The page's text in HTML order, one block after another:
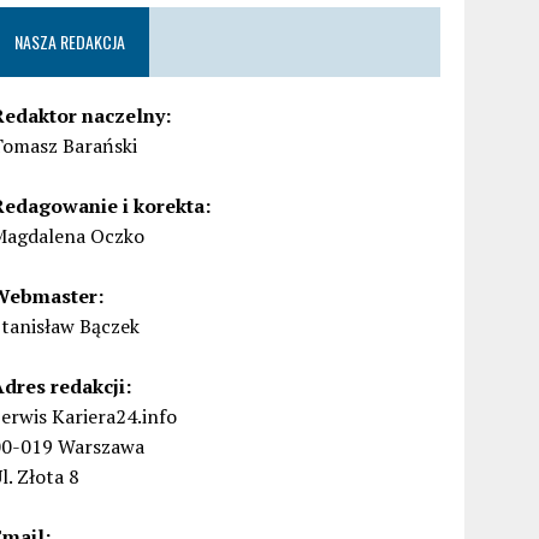
NASZA REDAKCJA
naczelny:
Barański
i korekta:
Oczko
Bączek
redakcji:
Kariera24.info
019 Warszawa
Złota 8